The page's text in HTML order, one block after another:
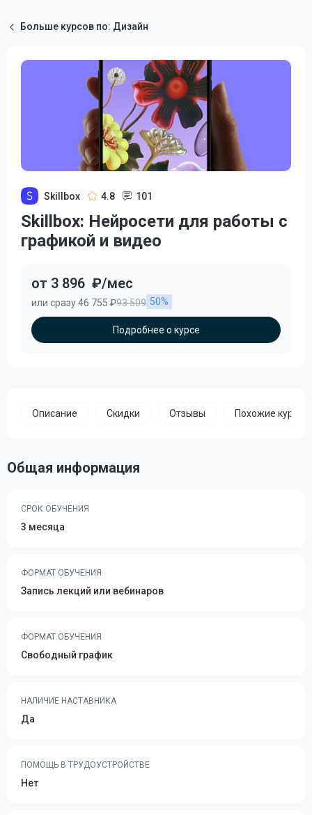
Больше курсов по: Дизайн
Skillbox 4.8 101
Skillbox: Нейросети для работы с
графикой и видео
от 3 896 ₽/мес
или сразу 46 755 ₽93 509 50%
Подробнее о курсе
Описание Скидки Отзывы Похожие курсы
Общая информация
СРОК ОБУЧЕНИЯ
3 месяца
ФОРМАТ ОБУЧЕНИЯ
Запись лекций или вебинаров
ФОРМАТ ОБУЧЕНИЯ
Свободный график
НАЛИЧИЕ НАСТАВНИКА
Да
ПОМОЩЬ В ТРУДОУСТРОЙСТВЕ
Нет